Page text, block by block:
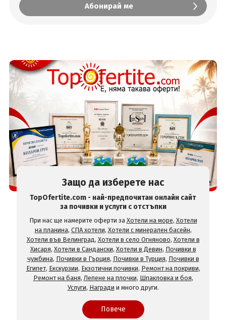
Защо да изберете нас
TopOfertite.com - най-предпочитан онлайн сайт
за почивки и услуги с отстъпки
При нас ще намерите оферти за Хотели на море, Хотели
на планина, СПА хотели, Хотели с минерален басейн,
Хотели във Велинград, Хотели в село Огняново, Хотели в
Хисаря, Хотели в Сандански, Хотели в Девин, Почивки в
чужбина, Почивки в Гърция, Почивки в Турция, Почивки в
Египет, Екскурзии, Екзотични почивки, Ремонт на покриви,
Ремонт на баня, Лепене на плочки, Шпакловка и боя,
Услуги, Награди и много други.
Повече